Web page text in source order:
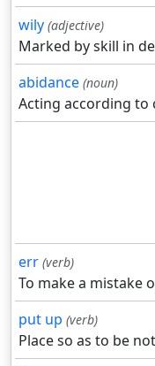
wily (adjective)
Marked by skill in
abidance (noun)
Acting according to
err (verb)
To make a mistake
put up (verb)
Place so as to be